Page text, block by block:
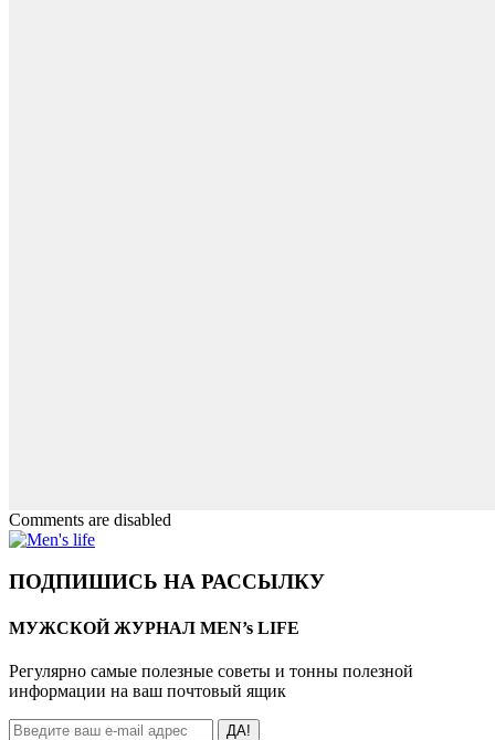
Comments are disabled
ПОДПИШИСЬ НА РАССЫЛКУ
МУЖСКОЙ ЖУРНАЛ MEN’s LIFE
Регулярно самые полезные советы и тонны полезной
информации на ваш почтовый ящик
ДА!